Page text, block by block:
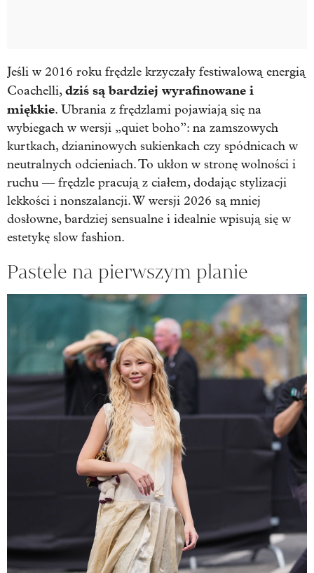
Jeśli w 2016 roku frędzle krzyczały festiwalową energią
Coachelli,dziś są bardziej wyrafinowane i
miękkie. Ubrania z frędzlami pojawiają się na
wybiegach w wersji „quiet boho”: na zamszowych
kurtkach, dzianinowych sukienkach czy spódnicach w
neutralnych odcieniach.To ukłon w stronę wolności i
ruchu — frędzle pracują z ciałem, dodając stylizacji
lekkości i nonszalancji. W wersji 2026 są mniej
dosłowne, bardziej sensualne i idealnie wpisują się w
estetykę slow fashion.
Pastele na pierwszym planie